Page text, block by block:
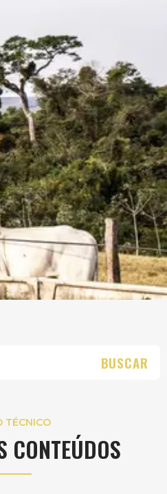
BUSCAR
TÉCNICO
CONTEÚDOS